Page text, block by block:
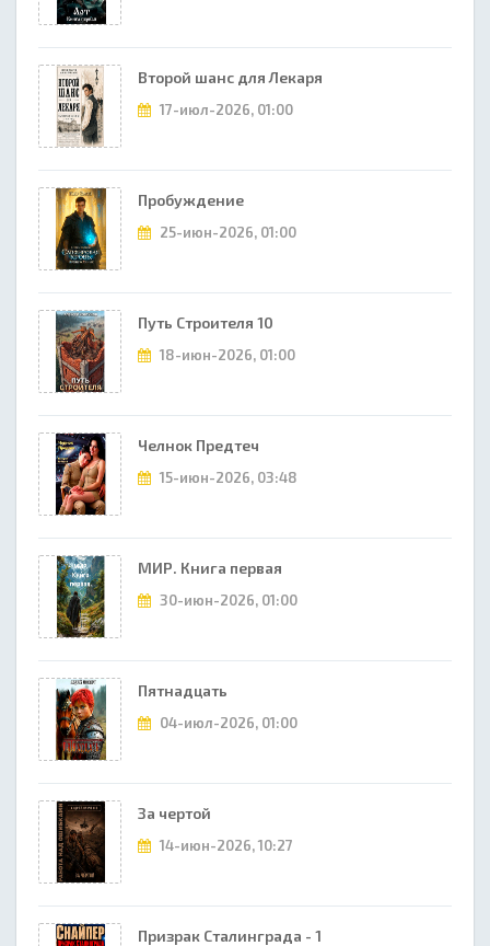
Второй шанс для Лекаря
17-июл-2026, 01:00
Пробуждение
25-июн-2026, 01:00
Путь Строителя 10
18-июн-2026, 01:00
Челнок Предтеч
15-июн-2026, 03:48
МИР. Книга первая
30-июн-2026, 01:00
Пятнадцать
04-июл-2026, 01:00
За чертой
14-июн-2026, 10:27
Призрак Сталинграда - 1